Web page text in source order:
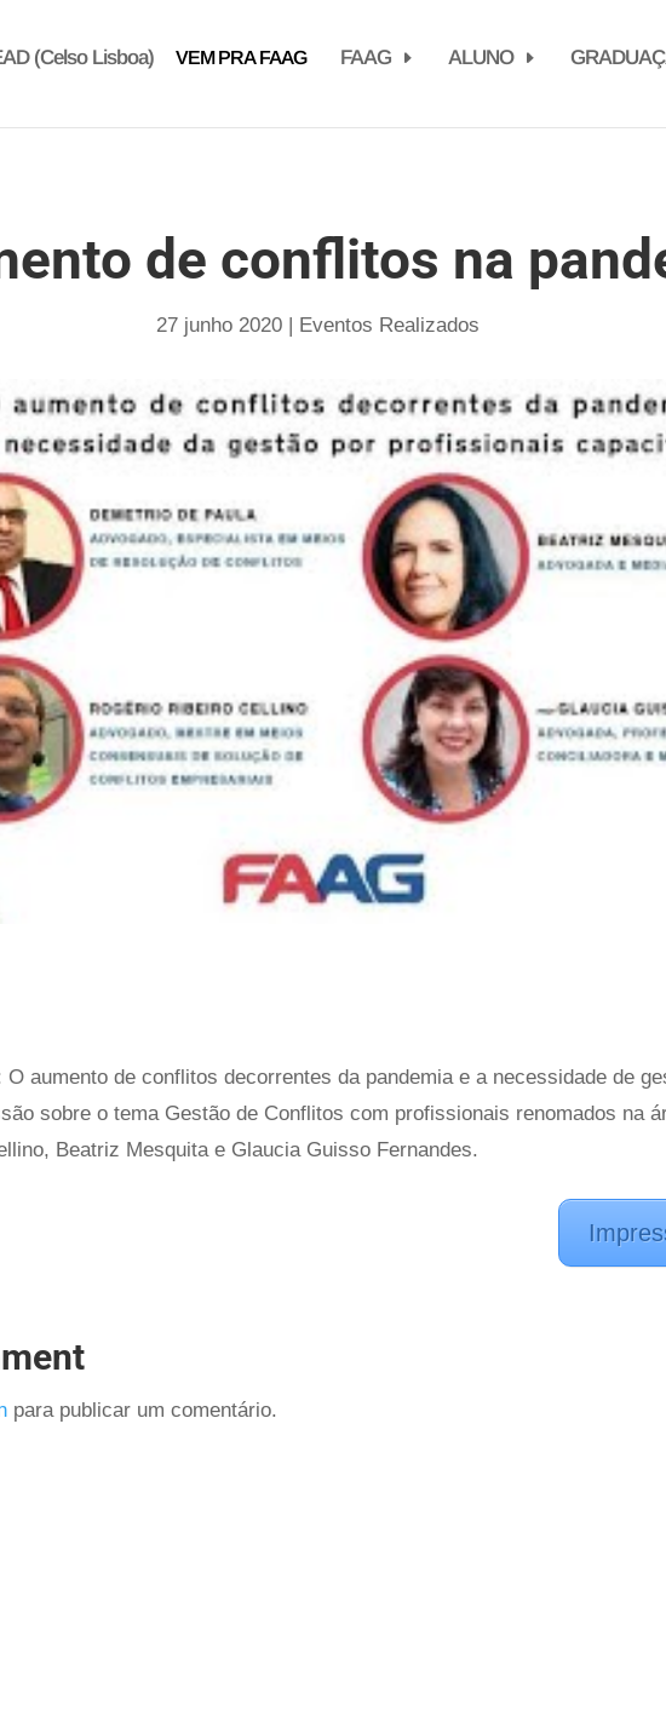
(Celso Lisboa) VEM PRA FAAG FAAG ALUNO
de conflitos na
27 junho 2020| Eventos Realizados
O aumento de conflitos decorrentes da pandemia e a necessidade de
sobre o tema Gestão de Conflitos com profissionais renomados na
Beatriz Mesquita e Glaucia Guisso Fernandes.
para publicar um comentário.